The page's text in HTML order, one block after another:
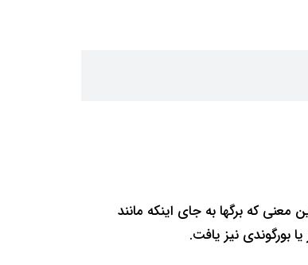
که برگها به جای اینکه مانند
بورگوندی نیز یافت.